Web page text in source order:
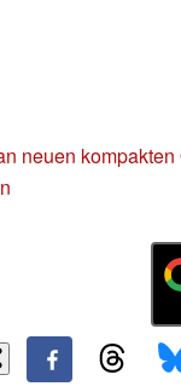
neuen kompakten